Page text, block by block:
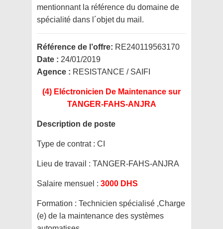
mentionnant la référence du domaine de
spécialité dans l´objet du mail.
Référence de l’offre: RE240119563170
Date : 24/01/2019
Agence : RESISTANCE / SAIFI
(4) Eléctronicien De Maintenance sur
TANGER-FAHS-ANJRA
Description de poste
Type de contrat : CI
Lieu de travail : TANGER-FAHS-ANJRA
Salaire mensuel : 3000 DHS
Formation : Technicien spécialisé ,Charge
(e) de la maintenance des systèmes